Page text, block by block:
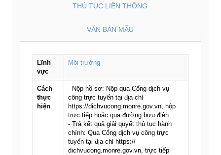
THỦ TỤC LIÊN THÔNG
VĂN BẢN MẪU
Lĩnh
vực
Môi trường
Cách
thực
hiện
- Nộp hồ sơ: Nộp qua Cổng dịch vụ
công trực tuyến tại địa chỉ
https://dichvucong.monre.gov.vn, nộp
trực tiếp hoặc qua đường bưu điện.
- Trả kết quả giải quyết thủ tục hành
chính: Qua Cổng dịch vụ công trực
tuyến tại địa chỉ https://
dichvucong.monre.gov.vn, trực tiếp